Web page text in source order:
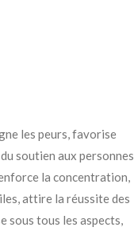
les peurs, favorise
soutien aux personnes
la concentration,
attire la réussite des
sous tous les aspects,